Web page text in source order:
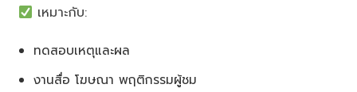
เหมาะกับ:
ทดสอบเหตุและผล
งานสื่อ โฆษณา พฤติกรรมผู้ชม